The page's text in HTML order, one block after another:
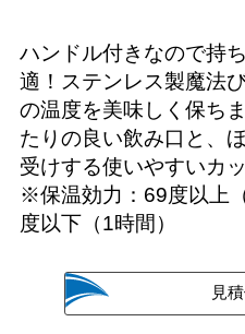
ハンドル付きなので持
適！ステンレス製魔法
の温度を美味しく保ち
たりの良い飲み口と、
受けする使いやすいカッ
※保温効力：69度以上
度以下（1時間）